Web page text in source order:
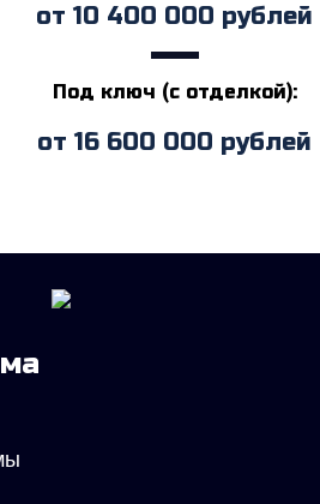
от10 400 000 рублей
Под ключ (с отделкой):
от16 600 000 рублей